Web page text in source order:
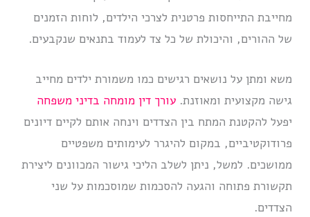
מחייבת התייחסות פרטנית לצרכי הילדים, לוחות הזמנים
של ההורים, והיכולת של כל צד לעמוד בתנאים שנקבעים.
משא ומתן על נושאים רגישים כמו משמורת ילדים מחייב
גישה מקצועית ומאוזנת.עורך דין מומחה בדיני משפחה
יפעל להקטנת המתח בין הצדדים וינחה אותם לקיים דיונים
פרודוקטיביים, במקום להיגרר לעימותים משפטיים
ממושכים. למשל, ניתן לשלב הליכי גישור המכוונים ליצירת
תקשורת פתוחה והגעה להסכמות שמוסכמות על שני
הצדדים.